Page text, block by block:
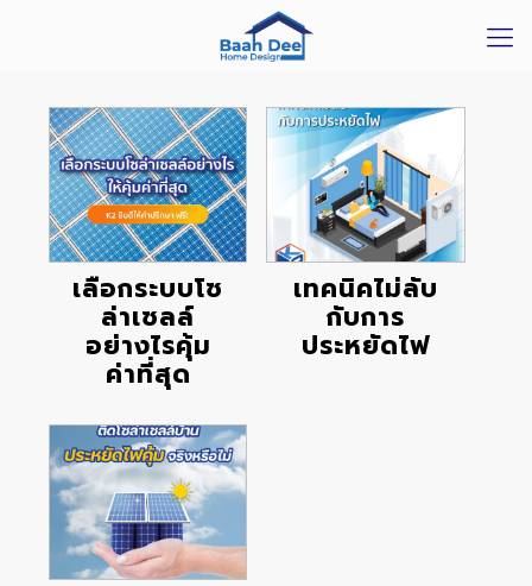
เลือกระบบโซ
ล่าเซลล์
อย่างไรคุ้ม
ค่าที่สุด
เทคนิคไม่ลับ
กับการ
ประหยัดไฟ